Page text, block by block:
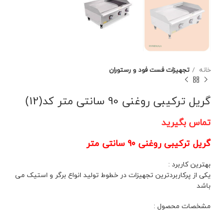
خانه تجهیزات فست فود و رستوران
گریل ترکیبی روغنی 90 سانتی متر کد(12)
تماس بگیرید
گریل ترکیبی روغنی 90 سانتی متر
بهترین کاربرد :
یکی از پرکاربردترین تجهیزات در خطوط تولید انواع برگر و استیک می
باشد
مشخصات محصول :